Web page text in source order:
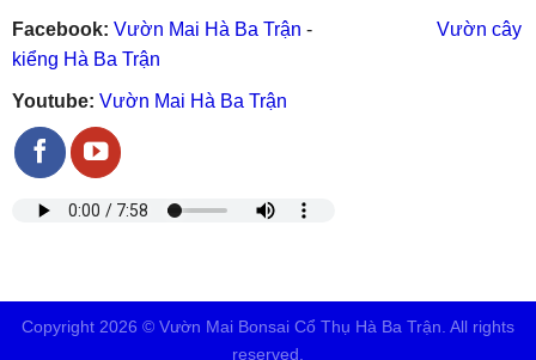
Facebook: Vườn Mai Hà Ba Trận - Vườn cây
kiểng Hà Ba Trận
Youtube: Vườn Mai Hà Ba Trận
Copyright 2026 © Vườn Mai Bonsai Cổ Thụ Hà Ba Trận. All rights
reserved.